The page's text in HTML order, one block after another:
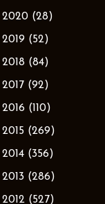
2020 (28)
2019 (52)
2018 (84)
2017 (92)
2016 (110)
2015 (269)
2014 (356)
2013 (286)
2012 (527)